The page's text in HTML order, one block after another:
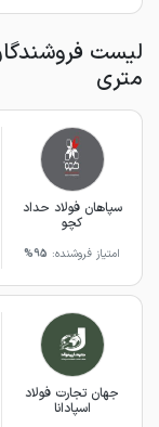
متری
سپاهان فولاد حداد
کچو
امتیاز فروشنده: 95%
جهان تجارت فولاد
اسپادانا